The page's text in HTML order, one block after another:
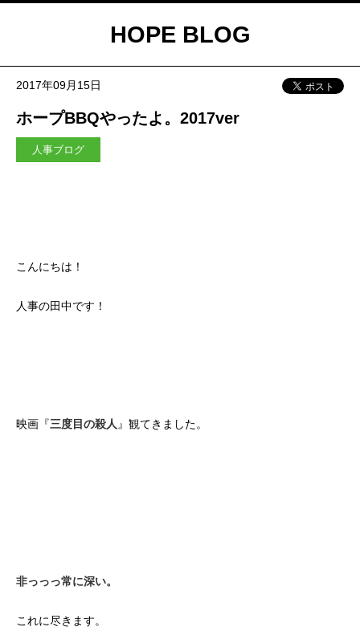
HOPE BLOG
2017年09月15日
ホープBBQやったよ。2017ver
人事ブログ
こんにちは！
人事の田中です！
映画『三度目の殺人 』観てきました。
非っっっ常に深い。
これに尽きます。